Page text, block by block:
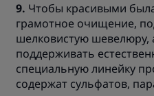
Чтобы красивыми
грамотное очищение,
шелковистую
поддерживать
специальную линейку
содержат сульфатов,